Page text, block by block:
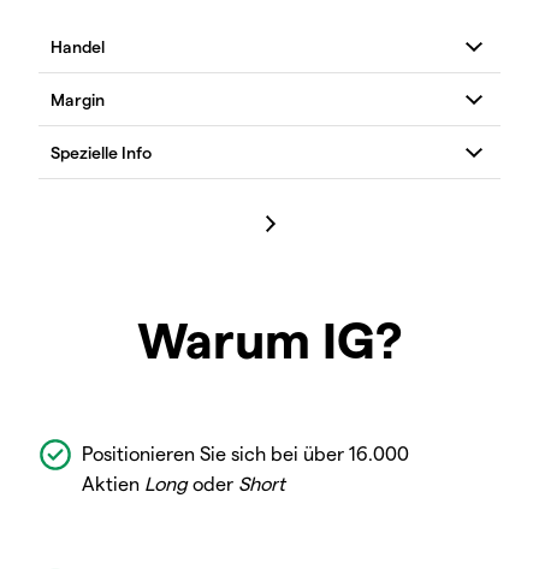
Warum IG?
Positionieren Sie sich bei über 16.000
Aktien Longoder Short